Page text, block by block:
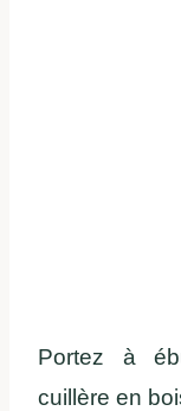
Portez à
cuillère en